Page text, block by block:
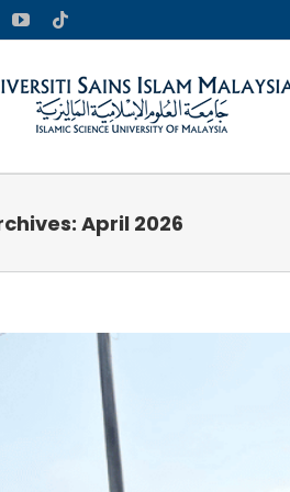
YouTube
April 2026